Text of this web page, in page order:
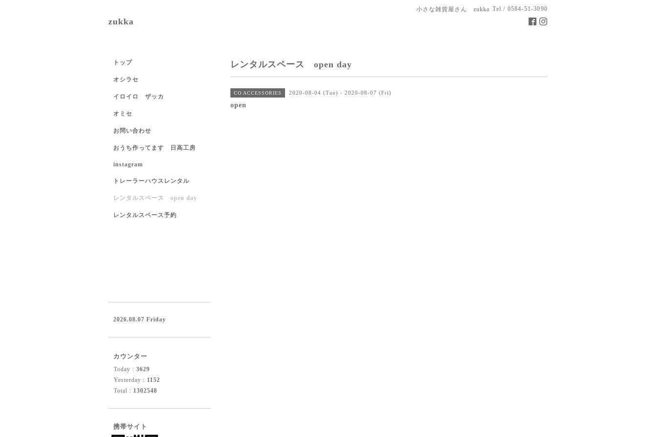
小さな雑貨屋さん zukka Tel / 0584-51-3090
zukka
レンタルスペース open day
CO ACCESSORIES 2020-08-04 (Tue) - 2020-08-07 (Fri)
open
トップ
オシラセ
イロイロ ザッカ
オミセ
お問い合わせ
おうち作ってます 日高工房
instagram
トレーラーハウスレンタル
レンタルスペース open day
レンタルスペース予約
2026.08.07 Friday
カウンター
Today : 3629
Yesterday : 1152
Total : 1302548
携帯サイト